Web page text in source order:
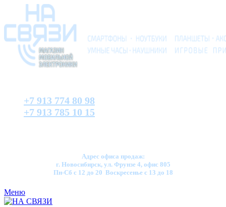
+7 913 774 80 98
+7 913 785 10 15
Адрес офиса продаж:
г. Новосибирск, ул. Фрунзе 4, офис 805
Пн-Сб с 12 до 20 Воскресенье с 13 до 18
Меню